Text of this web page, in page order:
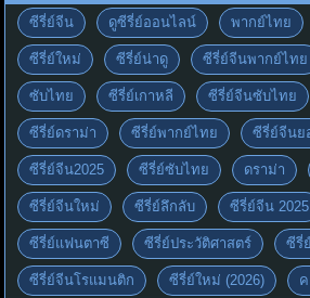
ซีรี่ย์จีน ดูซีรี่ย์ออนไลน์ พากย์ไทย
ซีรี่ย์ใหม่ ซีรี่ย์น่าดู ซีรี่ย์จีนพากย์ไทย
ซับไทย ซีรี่ย์เกาหลี ซีรี่ย์จีนซับไทย
ซีรี่ย์ดราม่า ซีรี่ย์พากย์ไทย ซีรี่ย์จีนย
ซีรี่ย์จีน2025 ซีรี่ย์ซับไทย ดราม่า
ซีรี่ย์จีนใหม่ ซีรี่ย์ลึกลับ ซีรี่ย์จีน 2025
ซีรี่ย์แฟนตาซี ซีรี่ย์ประวัติศาสตร์ ซีรี่
ซีรี่ย์จีนโรแมนติก ซีรี่ย์ใหม่ (2026)